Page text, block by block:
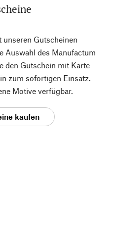
unseren Gutscheinen
Auswahl des Manufactum
den Gutschein mit Karte
zum sofortigen Einsatz.
Motive verfügbar.
kaufen